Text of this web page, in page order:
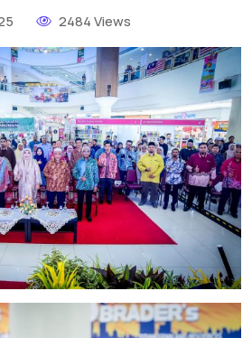
2484 Views